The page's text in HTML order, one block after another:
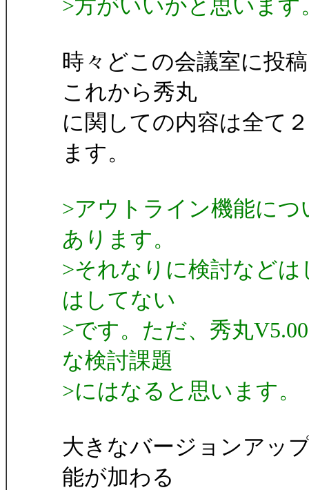
>方がいいかと思います
時々どこの会議室に投
これから秀丸
に関しての内容は全て
ます。
>アウトライン機能に
あります。
>それなりに検討など
はしてない
>です。ただ、秀丸
な検討課題
>にはなると思います。
大きなバージョンアッ
能が加わる